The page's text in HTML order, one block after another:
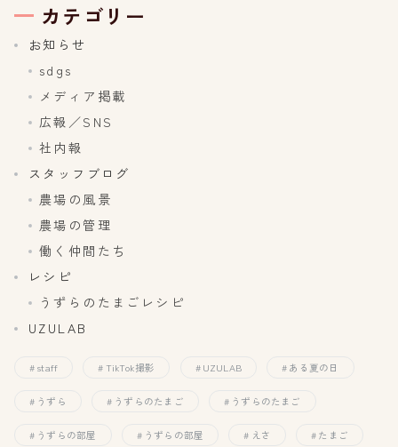
カテゴリー
お知らせ
sdgs
メディア掲載
広報／SNS
社内報
スタッフブログ
農場の風景
農場の管理
働く仲間たち
レシピ
うずらのたまごレシピ
UZULAB
staff TikTok撮影 UZULAB ある夏の日
うずら うずらのたまご うずらのたまご
うずらの部屋 うずらの部屋 えさ たまご